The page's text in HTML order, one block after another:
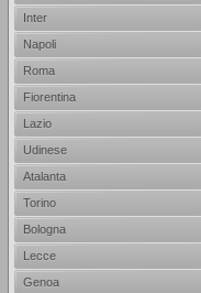
Inter
Napoli
Roma
Fiorentina
Lazio
Udinese
Atalanta
Torino
Bologna
Lecce
Genoa